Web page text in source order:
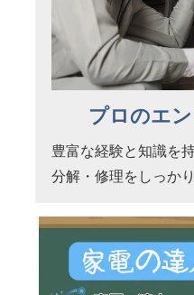
プロのエ
豊富な経験と知識を
分解・修理をしっか